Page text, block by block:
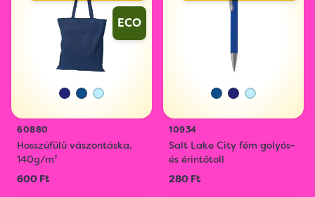
ECO
60880
Hosszúfülű vászontáska,
140g/m²
600 Ft
10934
Salt Lake City fém golyós-
és érintőtoll
280 Ft